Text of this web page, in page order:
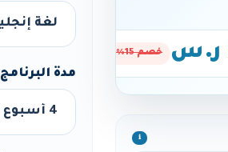
خصم 15%
ℹ️
مدة البرنامج